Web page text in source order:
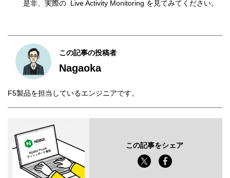
是非、実際の Live Activity Monitoring を見てみてください。
この記事の投稿者
Nagaoka
F5製品を担当しているエンジニアです。
この記事をシェア